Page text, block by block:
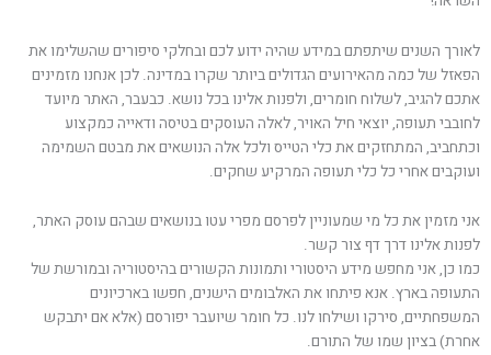
לאורך השנים שיתפתם במידע שהיה ידוע לכם ובחלקי סיפורים שהשלימו את
הפאזל של כמה מהאירועים הגדולים ביותר שקרו במדינה. לכן אנחנו מזמינים
אתכם להגיב, לשלוח חומרים, ולפנות אלינו בכל נושא. כבעבר, האתר מיועד
לחובבי תעופה, יוצאי חיל האויר, לאלה העוסקים בטיסה ודאייה כמקצוע
וכתחביב, המתחזקים את כלי הטייס ולכל אלה הנושאים את מבטם השמימה
ועוקבים אחרי כל כלי תעופה המרקיע שחקים.
אני מזמין את כל מי שמעוניין לפרסם מפרי עטו בנושאים שבהם עוסק האתר,
לפנות אלינו דרך דף צור קשר.
כמו כן, אני מחפש מידע היסטורי ותמונות הקשורים בהיסטוריה ובמורשת של
התעופה בארץ. אנא פיתחו את האלבומים הישנים, חפשו בארכיונים
המשפחתיים, סירקו ושילחו לנו. כל חומר שיועבר יפורסם (אלא אם יתבקש
אחרת) בציון שמו של התורם.